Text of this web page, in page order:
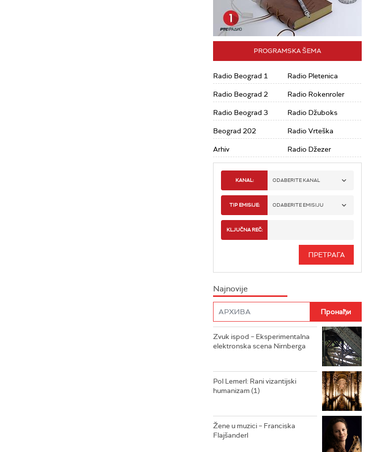
PROGRAMSKA ŠEMA
Radio Beograd 1
Radio Beograd 2
Radio Beograd 3
Beograd 202
Arhiv
Radio Pletenica
Radio Rokenroler
Radio Džuboks
Radio Vrteška
Radio Džezer
KANAL: ODABERITE KANAL
RADIO BEOGRAD 1
RADIO BEOGRAD 3
RADIO ROKENROLER
RADIO DŽUBOKS
RADIO VRTEŠKA
RADIO DŽEZER
TIP EMISIJE: ODABERITE EMISIJU
INFO
KLJUČNA REČ:
Najnovije
Zvuk ispod – Eksperimentalna
elektronska scena Nirnberga
Pol Lemerl: Rani vizantijski
humanizam (1)
Žene u muzici – Franciska
Flajšanderl